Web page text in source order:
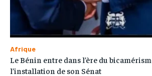
Afrique
Le Bénin entre dans l’ère du
l’installation de son Sénat